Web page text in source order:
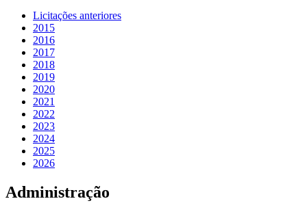
Licitações anteriores
2015
2016
2017
2018
2019
2020
2021
2022
2023
2024
2025
2026
Administração